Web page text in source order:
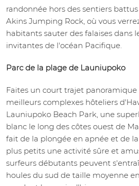
randonnée hors des sentiers
Akins Jumping Rock, où vous
habitants sauter des falaises dans
invitantes de l'océan Pacifique.
Parc de la plage de Launiupoko
Faites un court trajet
meilleurs complexes hôteliers
Launiupoko Beach Park, une
blanc le long des côtes ouest de
fait de la plongée en apnée et de
plus petits une activité sûre et
surfeurs débutants peuvent
houles du sud de taille moyenne